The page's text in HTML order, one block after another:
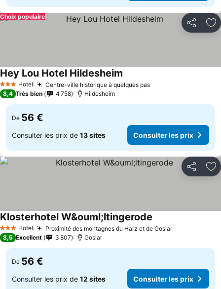
Partager
Choix populaire
3 ÉtoilesHotel Centre-ville historique à quelques pas
Hey Lou Hotel Hildesheim
8,4 Très bien 4 758 Hildesheim
De 56 €
Consulter les prix de 13 sites Consulter les prix
Partager
3 ÉtoilesHotel Proximité des montagnes du Harz et de Goslar
Klosterhotel W&ouml;ltingerode
8,5 Excellent 3 807 Goslar
De 56 €
Consulter les prix de 12 sites Consulter les prix